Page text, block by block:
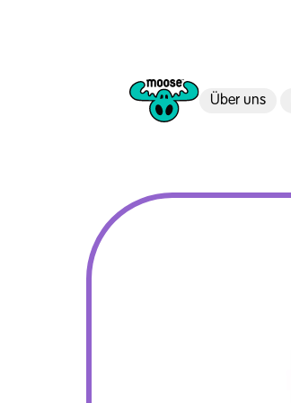
Über uns